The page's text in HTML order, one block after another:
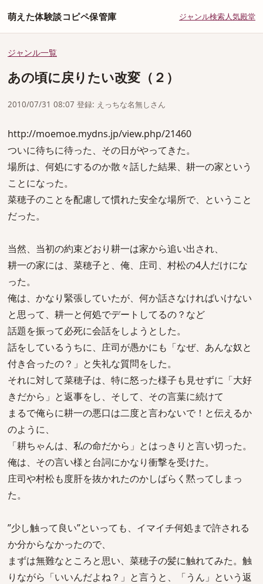
萌えた体験談コピペ保管庫 ジャンル検索人気殿堂
ジャンル一覧
あの頃に戻りたい改変（２）
2010/07/31 08:07 登録: えっちな名無しさん
http://moemoe.mydns.jp/view.php/21460
ついに待ちに待った、その日がやってきた。
場所は、何処にするのか散々話した結果、耕一の家という
ことになった。
菜穂子のことを配慮して慣れた安全な場所で、ということ
だった。
当然、当初の約束どおり耕一は家から追い出され、
耕一の家には、菜穂子と、俺、庄司、村松の4人だけにな
った。
俺は、かなり緊張していたが、何か話さなければいけない
と思って、耕一と何処でデートしてるの？など
話題を振って必死に会話をしようとした。
話をしているうちに、庄司が愚かにも「なぜ、あんな奴と
付き合ったの？」と失礼な質問をした。
それに対して菜穂子は、特に怒った様子も見せずに「大好
きだから」と返事をし、そして、その言葉に続けて
まるで俺らに耕一の悪口は二度と言わないで！と伝えるか
のように、
「耕ちゃんは、私の命だから」とはっきりと言い切った。
俺は、その言い様と台詞にかなり衝撃を受けた。
庄司や村松も度肝を抜かれたのかしばらく黙ってしまっ
た。
”少し触って良い”といっても、イマイチ何処まで許される
か分からなかったので、
まずは無難なところと思い、菜穂子の髪に触れてみた。触
りながら「いいんだよね？」と言うと、「うん」という返